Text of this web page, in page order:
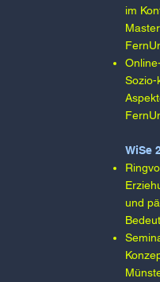
im
Sozio-
WiSe
und